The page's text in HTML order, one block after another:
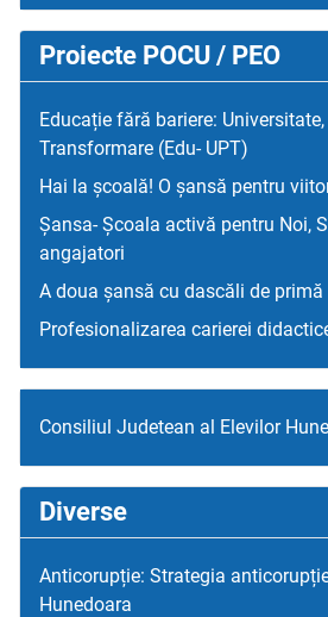
Proiecte POCU / PEO
Educație fără bariere: Universitate,
Transformare (Edu- UPT)
Hai la școală! O șansă pentru
Șansa- Școala activă pentru Noi,
angajatori
A doua șansă cu dascăli de primă
Profesionalizarea carierei
Consiliul Judetean al Elevilor
Diverse
Anticorupție: Strategia
Hunedoara